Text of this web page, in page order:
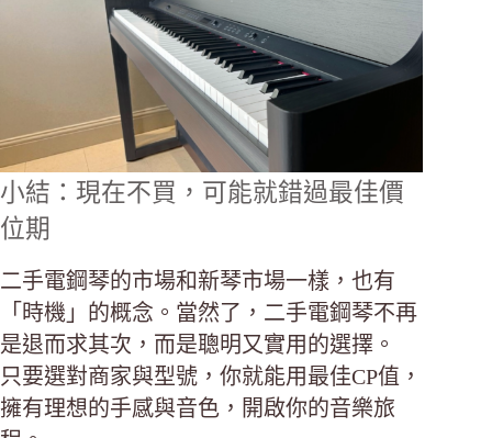
小結：現在不買，可能就錯過最佳價
位期
二手電鋼琴的市場和新琴市場一樣，也有
「時機」的概念。當然了，二手電鋼琴不再
是退而求其次，而是聰明又實用的選擇。
只要選對商家與型號，你就能用最佳CP值，
擁有理想的手感與音色，開啟你的音樂旅